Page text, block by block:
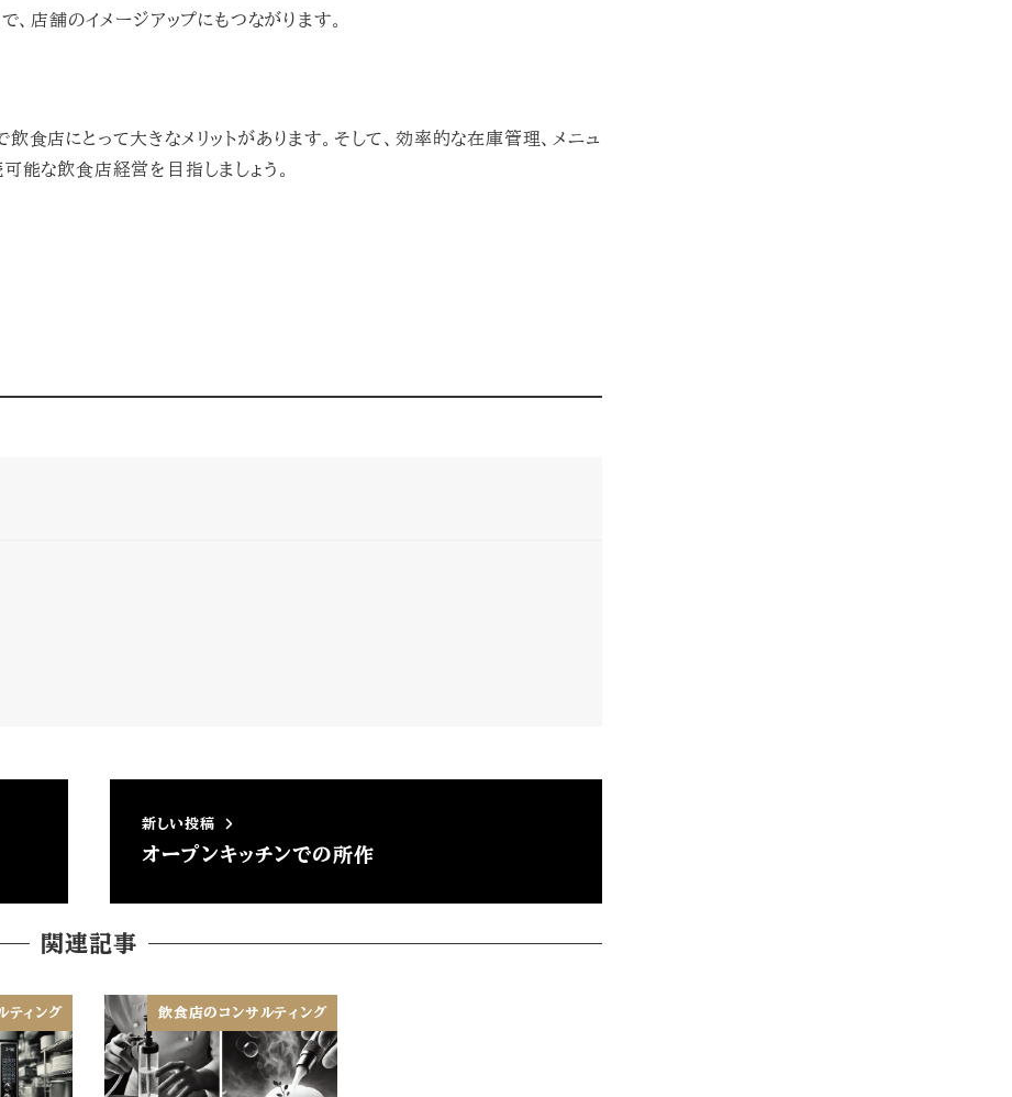
、店舗のイメージアップにもつながります。
店にとって大きなメリットがあります。そして、効率的な在庫管理、メニュ
能な飲食店経営を目指しましょう。
新しい投稿
オープンキッチンでの所作
関連記事
ティング 飲食店のコンサルティング